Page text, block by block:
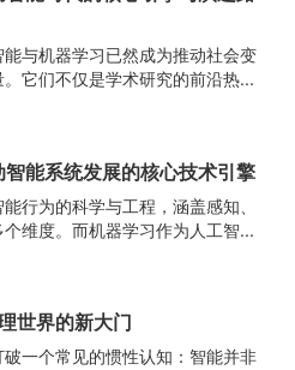
与机器学习已然成为推动社会变
它们不仅是学术研究的前沿热...
能系统发展的核心技术引擎
行为的科学与工程，涵盖感知、
维度。而机器学习作为人工智...
世界的新大门
一个常见的惯性认知：智能并非